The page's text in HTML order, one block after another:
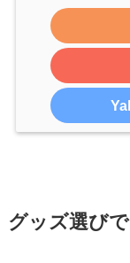
グッズ選び